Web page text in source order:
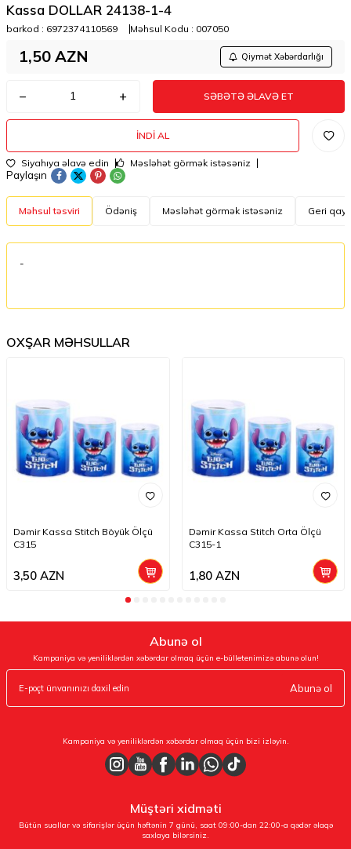
Kassa DOLLAR 24138-1-4
barkod : 6972374110569 Məhsul Kodu : 007050
1,50 AZN Qiymət Xəbərdarlığı
SƏBƏTƏ ƏLAVƏ ET
İNDI AL
Siyahıya əlavə edin Məsləhət görmək istəsəniz
Paylaşın
Məhsul təsviri Ödəniş Məsləhət görmək istəsəniz Geri
-
OXŞAR MƏHSULLAR
Dəmir Kassa Stitch Böyük Ölçü
C315
3,50 AZN
Dəmir Kassa Stitch Orta Ölçü
C315-1
1,80AZN
Abunə ol
Kampaniya və yeniliklərdən xəbərdar olmaq üçün e-bülletenimizə abunə olun!
Abunə ol
Kampaniya və yeniliklərdən xəbərdar olmaq üçün bizi izləyin.
Müştəri xidməti
Bütün suallar və sifarişlər üçün həftənin 7 günü, saat 09:00-dan 22:00-a qədər əlaqə
saxlaya bilərsiniz.